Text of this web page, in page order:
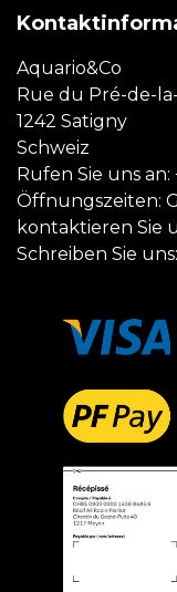
Aquario&Co
Rue du Pré-de-
1242 Satigny
Schweiz
Rufen Sie uns an:
Öffnungszeiten:
kontaktieren Sie
Schreiben Sie uns: